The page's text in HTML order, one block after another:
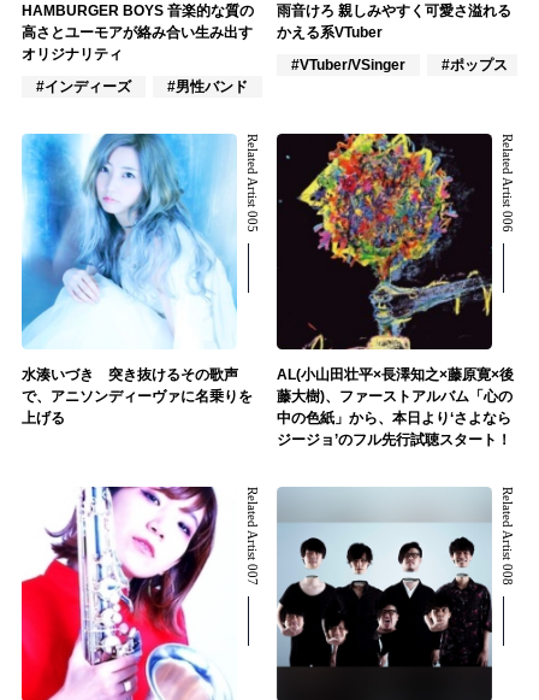
HAMBURGER BOYS 音楽的な質の
高さとユーモアが絡み合い生み出す
オリジナリティ
#インディーズ
#男性バンド
雨音けろ 親しみやすく可愛さ溢れる
かえる系VTuber
#VTuber/VSinger
#ポップス
Related Artist 005
水湊いづき 突き抜けるその歌声
で、アニソンディーヴァに名乗りを
上げる
Related Artist 006
AL(小山田壮平×長澤知之×藤原寛×後
藤大樹)、ファーストアルバム「心の
中の色紙」から、本日より‘さよなら
ジージョ’のフル先行試聴スタート！
Related Artist 007 Related Artist 008